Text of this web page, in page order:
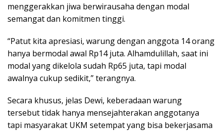
menggerakkan jiwa berwirausaha dengan modal
semangat dan komitmen tinggi.
“Patut kita apresiasi, warung dengan anggota 14 orang
hanya bermodal awal Rp14 juta. Alhamdulillah, saat ini
modal yang dikelola sudah Rp65 juta, tapi modal
awalnya cukup sedikit,” terangnya.
Secara khusus, jelas Dewi, keberadaan warung
tersebut tidak hanya mensejahterakan anggotanya
tapi masyarakat UKM setempat yang bisa bekerjasama